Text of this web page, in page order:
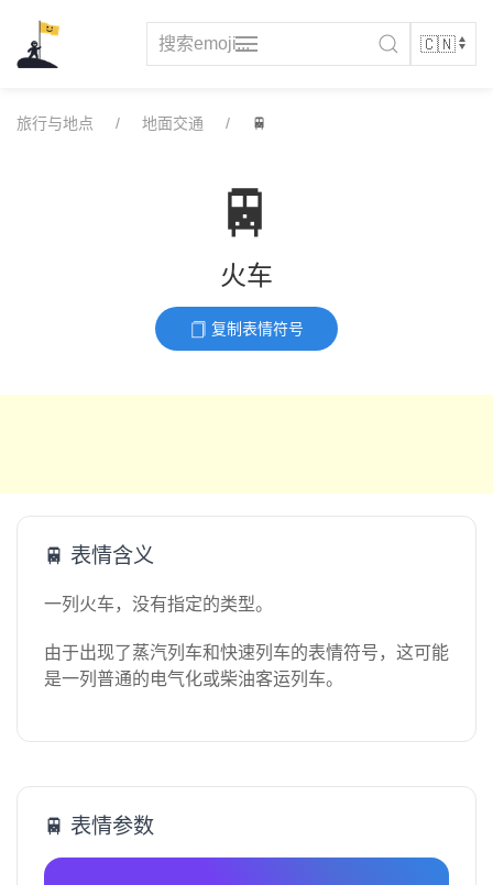
content
旅行与地点 地面交通 🚆
🚆
火车
复制表情符号
🚆 表情含义
一列火车，没有指定的类型。
由于出现了蒸汽列车和快速列车的表情符号，这可能
是一列普通的电气化或柴油客运列车。
🚆 表情参数